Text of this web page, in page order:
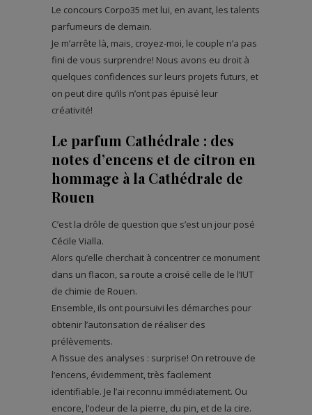
Le concours Corpo35 met lui, en avant, les talents
parfumeurs de demain.
Je m’arrête là, mais, croyez-moi, le couple n’a pas
fini de vous surprendre! Nous avons eu droit à
quelques confidences sur leurs projets futurs, et
on peut dire qu’ils n’ont pas épuisé leur
créativité!
Le parfum Cathédrale : des
notes d’encens et de citron en
hommage à la Cathédrale de
Rouen
C’est la drôle de question que s’est un jour posé
Cécile Vialla.
Alors qu’elle cherchait à concentrer ce monument
dans un flacon, sa route a croisé celle de le l’IUT
de chimie de Rouen.
Ensemble, ils ont poursuivi les démarches pour
obtenir l’autorisation de réaliser des
prélèvements.
A l’issue des analyses : surprise! On retrouve de
l’encens, évidemment, très facilement
identifiable. Je l’ai reconnu immédiatement. Ou
encore, l’odeur de la pierre, du pin, et de la cire.